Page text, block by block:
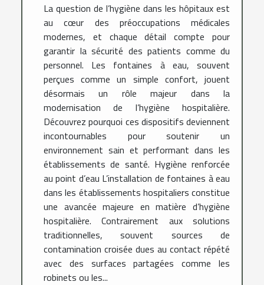
La question de l’hygiène dans les hôpitaux est
au cœur des préoccupations médicales
modernes, et chaque détail compte pour
garantir la sécurité des patients comme du
personnel. Les fontaines à eau, souvent
perçues comme un simple confort, jouent
désormais un rôle majeur dans la
modernisation de l’hygiène hospitalière.
Découvrez pourquoi ces dispositifs deviennent
incontournables pour soutenir un
environnement sain et performant dans les
établissements de santé. Hygiène renforcée
au point d’eau L’installation de fontaines à eau
dans les établissements hospitaliers constitue
une avancée majeure en matière d’hygiène
hospitalière. Contrairement aux solutions
traditionnelles, souvent sources de
contamination croisée dues au contact répété
avec des surfaces partagées comme les
robinets ou les...